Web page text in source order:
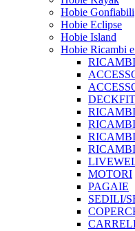
Hobie Gonfiabili
Hobie Eclipse
Hobie Island
Hobie Ricambi
MOTORI
PAGAIE
SEDILI/